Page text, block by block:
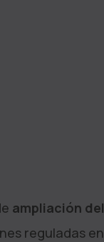
ampliación
reguladas